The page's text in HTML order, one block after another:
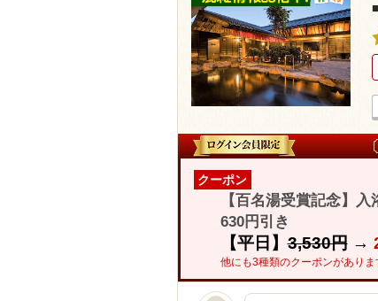
クーポン
【百名湯受賞記念】
630円引き
【平日】3,530円→
他にも3種類のクーポンがありま